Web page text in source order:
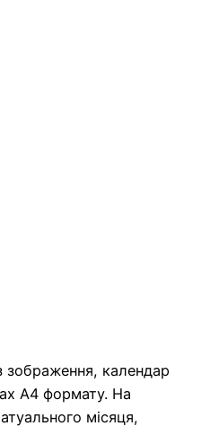
календар
А4 формату. На
місяця,